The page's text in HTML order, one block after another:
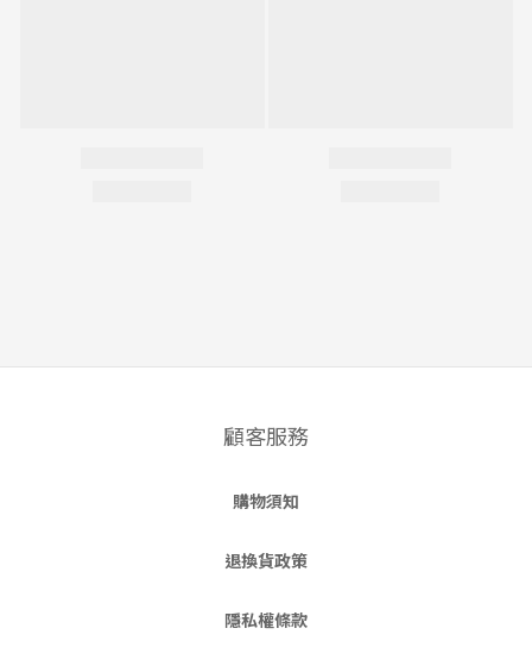
顧客服務
購物須知
退換貨政策
隱私權條款